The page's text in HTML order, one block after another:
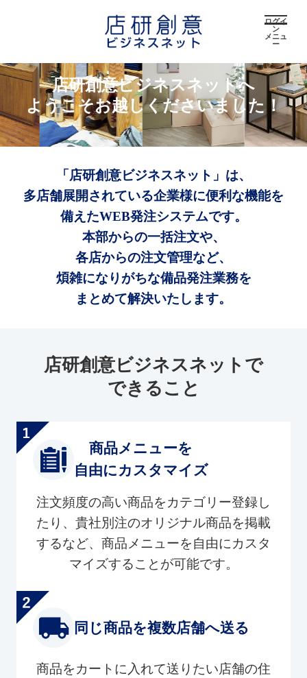
ログイ
ン
メニュ
ー
店研創意ビジネスネットへ
ようこそお越しくださいました！
「店研創意ビジネスネット」は、
多店舗展開されている企業様に便利な機能を
備えたWEB発注システムです。
本部からの一括注文や、
各店からの注文管理など、
煩雑になりがちな備品発注業務を
まとめて解決いたします。
店研創意ビジネスネットで
できること
商品メニューを
自由にカスタマイズ
注文頻度の高い商品をカテゴリー登録し
たり、貴社別注のオリジナル商品を掲載
するなど、商品メニューを自由にカスタ
マイズすることが可能です。
同じ商品を複数店舗へ送る
商品をカートに入れて送りたい店舗の住